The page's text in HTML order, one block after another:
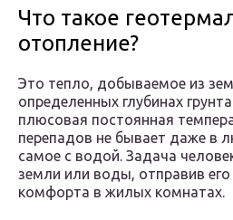
Что такое
отопление?
Это тепло, добываемое из
определенных глубинах
плюсовая постоянная
перепадов не бывает даже в
самое с водой. Задача
земли или воды, отправив его
комфорта в жилых комнатах.